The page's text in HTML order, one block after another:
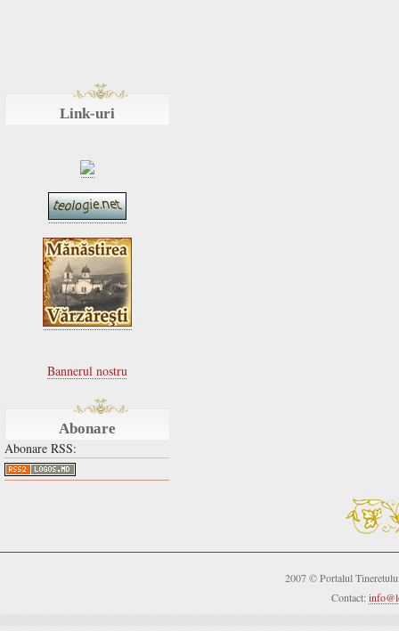
Link-uri
Bannerul nostru
Abonare
Abonare RSS:
2007 © Portalul
Contact: